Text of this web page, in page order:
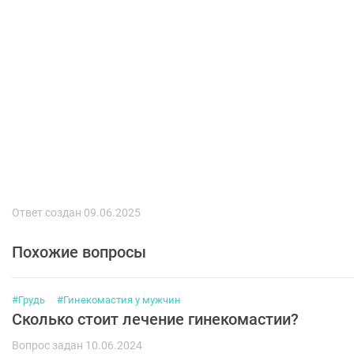
Ответ создан 09.06.2025
Похожие вопросы
#Грудь #Гинекомастия у мужчин
Сколько стоит лечение гинекомастии?
Вопрос задан 10.06.2024